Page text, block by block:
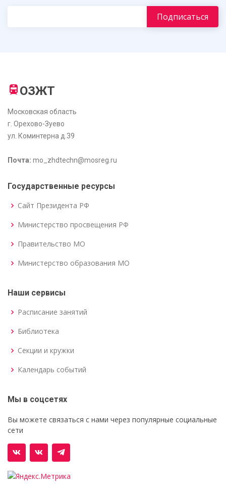
ОЗЖТ
Московская область
г. Орехово-Зуево
ул. Коминтерна д.39
Почта: mo_zhdtechn@mosreg.ru
Государственные ресурсы
Сайт Президента РФ
Министерство просвещения РФ
Правительство МО
Министерство образования МО
Наши сервисы
Расписание занятий
Библиотека
Секции и кружки
Календарь событий
Мы в соцсетях
Вы можете связаться с нами через популярные социальные
сети